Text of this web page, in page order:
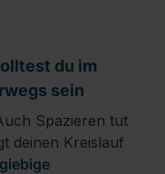
du im
sein
Spazieren tut
deinen Kreislauf